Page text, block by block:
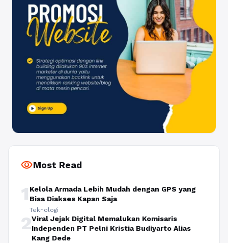
visibilityMost Read
1 Kelola Armada Lebih Mudah dengan GPS yang
Bisa Diakses Kapan Saja
Teknologi
2Viral Jejak Digital Memalukan Komisaris
Independen PT Pelni Kristia Budiyarto Alias
Kang Dede